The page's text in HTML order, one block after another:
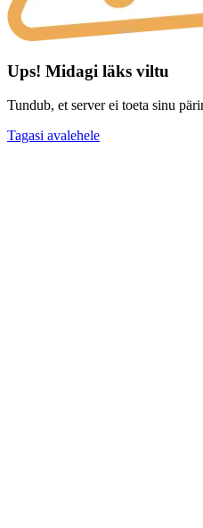
Ups! Midagi läks viltu
Tundub, et server ei toeta sinu
Tagasi avalehele